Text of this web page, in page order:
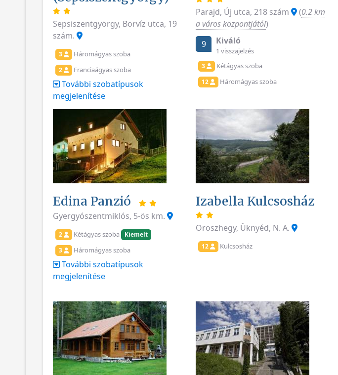
Sepsiszentgyörgy, Borvíz utca, 19
szám.
3 Háromágyas szoba
2 Franciaágyas szoba
További szobatípusok
megjelenítése
Parajd, Új utca, 218 szám (0.2 km
a város központjától)
9
Kiváló
1 visszajelzés
3 Kétágyas szoba
12 Háromágyas szoba
Edina Panzió
Gyergyószentmiklós, 5-ös km.
2 Kétágyas szoba
Kiemelt
3
Háromágyas szoba
További szobatípusok
megjelenítése
Izabella Kulcsosház
Oroszhegy, Üknyéd, N. A.
12 Kulcsosház